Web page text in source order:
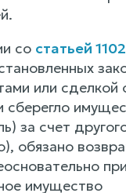
со статьей
или сделкой
сберегло
за счет
обязано
имущество